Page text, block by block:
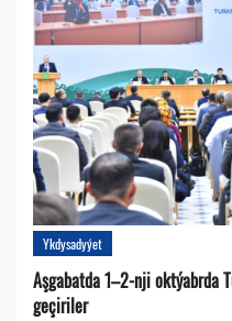
Ykdysadyýet
Aşgabatda 1–2-nji oktýabrda
geçiriler